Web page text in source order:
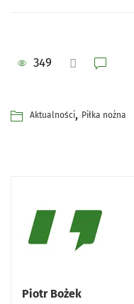
349
Aktualności, Piłka nożna
Piotr Bożek